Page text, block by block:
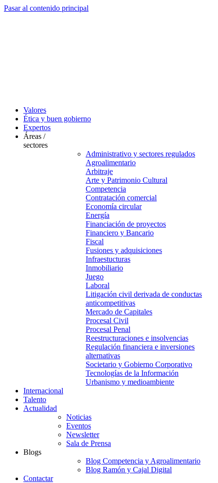
Pasar al contenido principal
Valores
Ética y buen gobierno
Expertos
Áreas /
sectores
Administrativo y sectores regulados
Agroalimentario
Arbitraje
Arte y Patrimonio Cultural
Competencia
Contratación comercial
Economía circular
Energía
Financiación de proyectos
Financiero y Bancario
Fiscal
Fusiones y adquisiciones
Infraestucturas
Inmobiliario
Juego
Laboral
Litigación civil derivada de conductas
anticompetitivas
Mercado de Capitales
Procesal Civil
Procesal Penal
Reestructuraciones e insolvencias
Regulación financiera e inversiones
alternativas
Societario y Gobierno Corporativo
Tecnologías de la Información
Urbanismo y medioambiente
Internacional
Talento
Actualidad
Noticias
Eventos
Newsletter
Sala de Prensa
Blogs
Blog Competencia y Agroalimentario
Blog Ramón y Cajal Digital
Contactar